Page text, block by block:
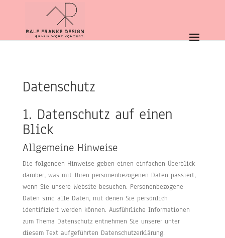
Datenschutz
1. Datenschutz auf einen
Blick
Allgemeine Hinweise
Die folgenden Hinweise geben einen einfachen Überblick
darüber, was mit Ihren personenbezogenen Daten passiert,
wenn Sie unsere Website besuchen. Personenbezogene
Daten sind alle Daten, mit denen Sie persönlich
identifiziert werden können. Ausführliche Informationen
zum Thema Datenschutz entnehmen Sie unserer unter
diesem Text aufgeführten Datenschutzerklärung.